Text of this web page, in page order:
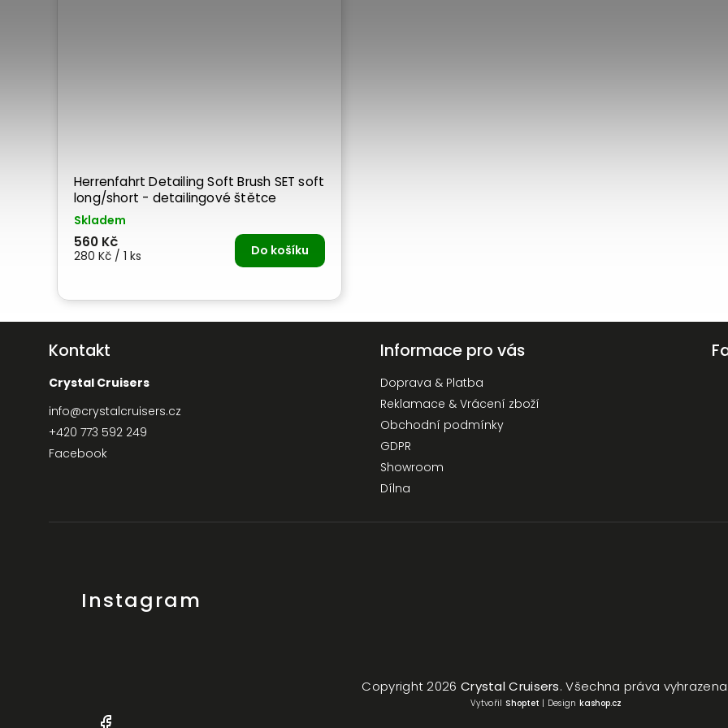
Herrenfahrt Detailing Soft Brush SET soft
long/short - detailingové štětce
Skladem
560 Kč
280 Kč / 1 ks Do košíku
Kontakt
Crystal Cruisers
info@crystalcruisers.cz
+420 773 592 249
Facebook
Informace pro vás
Doprava & Platba
Reklamace & Vrácení zboží
Obchodní podmínky
GDPR
Showroom
Dílna
Instagram
Copyright 2026 Crystal Cruisers. Všechna práva vyhrazena.
Vytvořil Shoptet | Design kashop.cz
+420